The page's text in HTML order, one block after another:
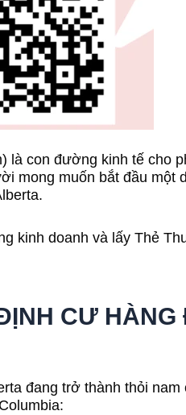
là con đường kinh tế cho
mong muốn bắt đầu một
kinh doanh và lấy Thẻ
CƯ HÀNG
đang trở thành thỏi nam